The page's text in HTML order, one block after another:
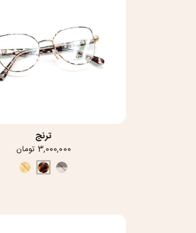
ترنج
3,000,000 تومان